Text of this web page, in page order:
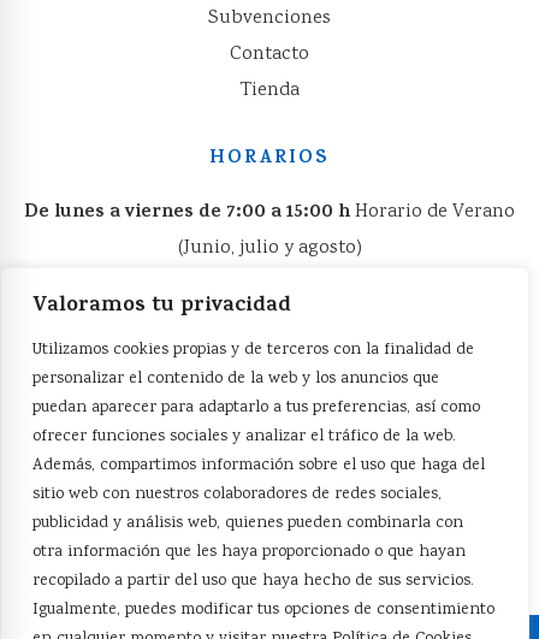
Valoramos tu privacidad
Utilizamos cookies propias y de terceros con la finalidad de
personalizar el contenido de la web y los anuncios que
puedan aparecer para adaptarlo a tus preferencias, así como
ofrecer funciones sociales y analizar el tráfico de la web.
Además, compartimos información sobre el uso que haga del
sitio web con nuestros colaboradores de redes sociales,
publicidad y análisis web, quienes pueden combinarla con
otra información que les haya proporcionado o que hayan
recopilado a partir del uso que haya hecho de sus servicios.
Igualmente, puedes modificar tus opciones de consentimiento
Subvenciones
Contacto
Tienda
HORARIOS
De lunes a viernes de 7:00 a 15:00 hHorario de Verano
(Junio, julio y agosto)
VISÍTANOS
Facebook
Cilindro Hidráulico